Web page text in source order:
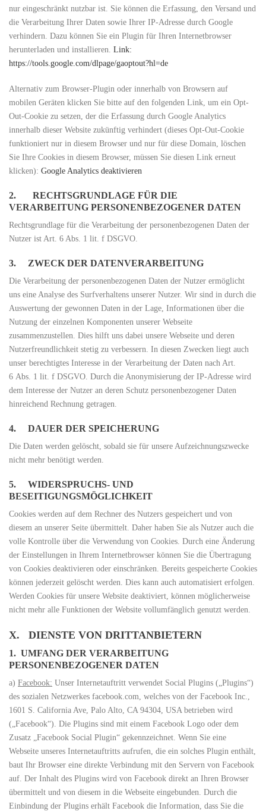
nur eingeschränkt nutzbar ist. Sie können die Erfassung, den Versand und
die Verarbeitung Ihrer Daten sowie Ihrer IP-Adresse durch Google
verhindern. Dazu können Sie ein Plugin für Ihren Internetbrowser
herunterladen und installieren. Link:
https://tools.google.com/dlpage/gaoptout?hl=de
Alternativ zum Browser-Plugin oder innerhalb von Browsern auf
mobilen Geräten klicken Sie bitte auf den folgenden Link, um ein Opt-
Out-Cookie zu setzen, der die Erfassung durch Google Analytics
innerhalb dieser Website zukünftig verhindert (dieses Opt-Out-Cookie
funktioniert nur in diesem Browser und nur für diese Domain, löschen
Sie Ihre Cookies in diesem Browser, müssen Sie diesen Link erneut
klicken): Google Analytics deaktivieren
2. RECHTSGRUNDLAGE FÜR DIE
VERARBEITUNG PERSONENBEZOGENER DATEN
Rechtsgrundlage für die Verarbeitung der personenbezogenen Daten der
Nutzer ist Art. 6 Abs. 1 lit. f DSGVO.
3. ZWECK DER DATENVERARBEITUNG
Die Verarbeitung der personenbezogenen Daten der Nutzer ermöglicht
uns eine Analyse des Surfverhaltens unserer Nutzer. Wir sind in durch die
Auswertung der gewonnen Daten in der Lage, Informationen über die
Nutzung der einzelnen Komponenten unserer Webseite
zusammenzustellen. Dies hilft uns dabei unsere Webseite und deren
Nutzerfreundlichkeit stetig zu verbessern. In diesen Zwecken liegt auch
unser berechtigtes Interesse in der Verarbeitung der Daten nach Art.
6 Abs. 1 lit. f DSGVO. Durch die Anonymisierung der IP-Adresse wird
dem Interesse der Nutzer an deren Schutz personenbezogener Daten
hinreichend Rechnung getragen.
4. DAUER DER SPEICHERUNG
Die Daten werden gelöscht, sobald sie für unsere Aufzeichnungszwecke
nicht mehr benötigt werden.
5. WIDERSPRUCHS- UND
BESEITIGUNGSMÖGLICHKEIT
Cookies werden auf dem Rechner des Nutzers gespeichert und von
diesem an unserer Seite übermittelt. Daher haben Sie als Nutzer auch die
volle Kontrolle über die Verwendung von Cookies. Durch eine Änderung
der Einstellungen in Ihrem Internetbrowser können Sie die Übertragung
von Cookies deaktivieren oder einschränken. Bereits gespeicherte Cookies
können jederzeit gelöscht werden. Dies kann auch automatisiert erfolgen.
Werden Cookies für unsere Website deaktiviert, können möglicherweise
nicht mehr alle Funktionen der Website vollumfänglich genutzt werden.
X. DIENSTE VON DRITTANBIETERN
1. UMFANG DER VERARBEITUNG
PERSONENBEZOGENER DATEN
a) Facebook: Unser Internetauftritt verwendet Social Plugins („Plugins“)
des sozialen Netzwerkes facebook.com, welches von der Facebook Inc.,
1601 S. California Ave, Palo Alto, CA 94304, USA betrieben wird
(„Facebook“). Die Plugins sind mit einem Facebook Logo oder dem
Zusatz „Facebook Social Plugin“ gekennzeichnet. Wenn Sie eine
Webseite unseres Internetauftritts aufrufen, die ein solches Plugin enthält,
baut Ihr Browser eine direkte Verbindung mit den Servern von Facebook
auf. Der Inhalt des Plugins wird von Facebook direkt an Ihren Browser
übermittelt und von diesem in die Webseite eingebunden. Durch die
Einbindung der Plugins erhält Facebook die Information, dass Sie die